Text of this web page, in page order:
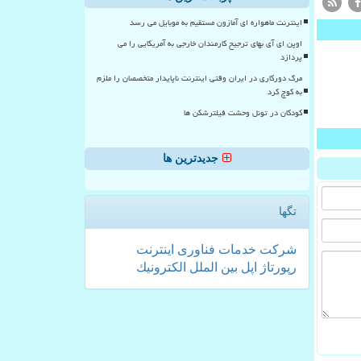
اینترنت ماهواره ای آمازون مستقیم به موبایل می رسد
اوپن ای آی بهای ترجیح کارمندان خارجی به آمریکایی را می
پردازد
مرگ دورکاری در ایران وقتی اینترنت ناپایدار متخصصان را ملزم
به کوچ کرد
کودکان در تونل وحشت فیلترشکن ها
جدیدترین ها
تگها
شركت خدمات فناوری اینترنت
رپورتاژ
اپل بین الملل الكترونیك